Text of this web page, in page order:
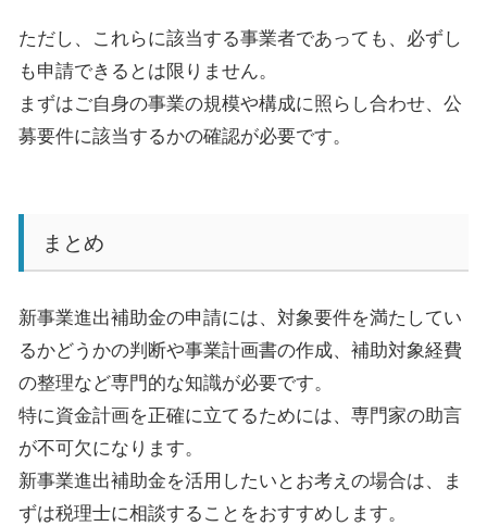
ただし、
これらに該当する事業者であっても、必ずし
も申請できるとは限りません。
まずはご自身の事業の規模や構成に照らし合わせ、公
募要件に該当するかの確認が必要です。
まとめ
新事業進出補助金の申請には、対象要件を満たしてい
るかどうかの判断や事業計画書の作成、補助対象経費
の整理など専門的な知識が必要です。
特に資金計画を正確に立てるためには、専門家の助言
が不可欠になります。
新事業進出補助金を活用したいとお考えの場合は、ま
ずは税理士に相談することをおすすめします。